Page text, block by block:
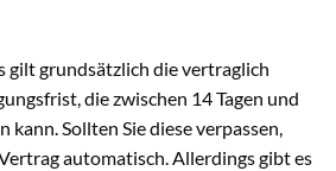
gilt grundsätzlich die vertraglich
die zwischen 14 Tagen und
Sollten Sie diese verpassen,
automatisch. Allerdings gibt es